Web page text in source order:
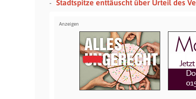
Stadtspitze enttäuscht über Urteil des